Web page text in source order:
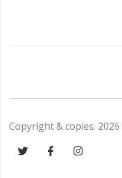
Copyright & copies. 2026